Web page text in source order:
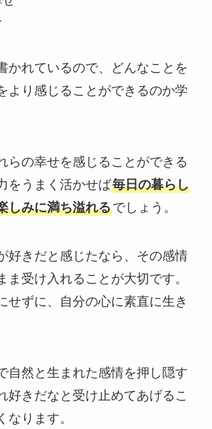
かれているので、どんなことを
より感じることができるのか学
らの幸せを感じることができる
をうまく活かせば毎日の暮らし
しみに満ち溢れるでしょう。
好きだと感じたなら、その感情
ま受け入れることが大切です。
せずに、自分の心に素直に生き
自然と生まれた感情を押し隠す
好きだなと受け止めてあげるこ
なります。